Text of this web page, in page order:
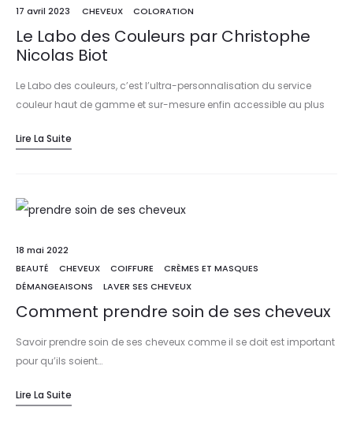
17 avril 2023 CHEVEUX COLORATION
Le Labo des Couleurs par Christophe
Nicolas Biot
Le Labo des couleurs, c’est l’ultra-personnalisation du service
couleur haut de gamme et sur-mesure enfin accessible au plus
Lire La Suite
18 mai 2022
BEAUTÉ
CHEVEUX COIFFURE
CRÈMES ET MASQUES
DÉMANGEAISONS
LAVER SES CHEVEUX
Comment prendre soin de ses cheveux
Savoir prendre soin de ses cheveux comme il se doit est important
pour qu’ils soient…
Lire La Suite